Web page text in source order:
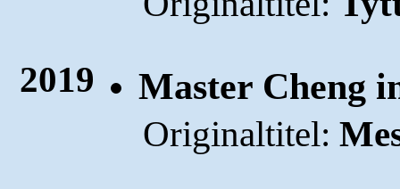
2019 Master Cheng
Originaltitel: